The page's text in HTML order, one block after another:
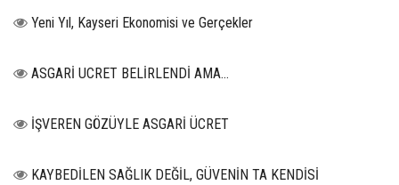
Yeni Yıl, Kayseri Ekonomisi ve Gerçekler
ASGARİ UCRET BELİRLENDİ AMA...
İŞVEREN GÖZÜYLE ASGARİ ÜCRET
KAYBEDİLEN SAĞLIK DEĞİL, GÜVENİN TA KENDİSİ